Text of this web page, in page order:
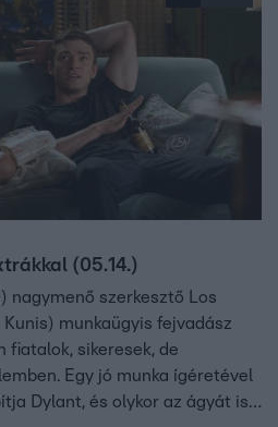
(05.14.)
nagymenő szerkesztő Los
munkaügyis fejvadász
fiatalok, sikeresek, de
Egy jó munka ígéretével
Dylant, és olykor az ágyát is